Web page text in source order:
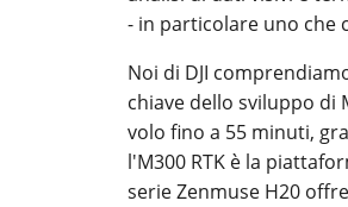
- in particolare uno che
Noi di DJI
chiave dello sviluppo di
volo fino a 55 minuti,
l'M300 RTK è la
serie Zenmuse H20